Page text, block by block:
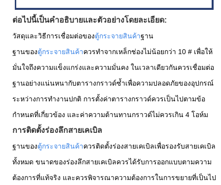
ต่อไปนี้เป็นคำอธิบายและตัวอย่างโดยละเอียด:
วัสดุและวิธีการเชื่อมต่อของตู้กระจายสินค้าฐาน
ฐานของตู้กระจายสินค้าควรทำจากเหล็กช่องไม่น้อยกว่า 10 # เพื่อให้
มั่นใจถึงความแข็งแกร่งและความมั่นคง ในเวลาเดียวกันควรเชื่อมต่อ
ฐานอย่างแน่นหนากับตารางกราวด์ซ้ำเพื่อความปลอดภัยของอุปกรณ์
ระหว่างการทำงานปกติ การตั้งค่าตารางกราวด์ควรเป็นไปตามข้อ
กำหนดที่เกี่ยวข้อง และค่าความต้านทานกราวด์ไม่ควรเกิน 4 โอห์ม
การติดตั้งร่องลึกสายเคเบิล
ฐานของตู้กระจายสินค้าควรติดตั้งร่องสายเคเบิลเพื่อรองรับสายเคเบิล
ทั้งหมด ขนาดของร่องลึกสายเคเบิลควรได้รับการออกแบบตามความ
ต้องการที่แท้จริง และควรพิจารณาความต้องการในการขยายที่เป็นไป